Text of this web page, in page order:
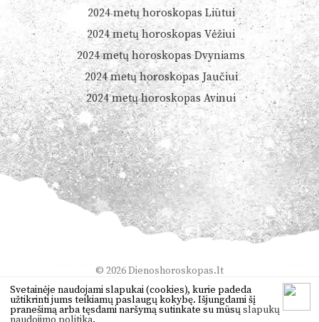
Svetainėje naudojami slapukai (cookies), kurie padeda
užtikrinti jums teikiamų paslaugų kokybę. Išjungdami šį
pranešimą arba tęsdami naršymą sutinkate su mūsųslapukų
2024 metų horoskopas Liūtui
2024 metų horoskopas Vėžiui
2024 metų horoskopas Dvyniams
2024 metų horoskopas Jaučiui
2024 metų horoskopas Avinui
© 2026Dienoshoroskopas.lt
Orai, anekdotai vertimas žaidimai